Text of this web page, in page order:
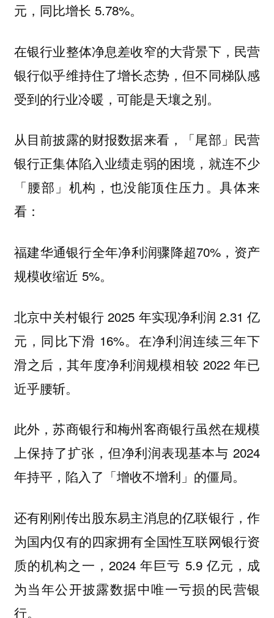
元，同比增长 5.78%。
在银行业整体净息差收窄的大背景下，民营
银行似乎维持住了增长态势，但不同梯队感
受到的行业冷暖，可能是天壤之别。
从目前披露的财报数据来看，
「尾部」民营
银行正集体陷入业绩走弱的困境，就连不少
「腰部」机构，也没能顶住压力。具体来
看：
福建华通银行全年净利润骤降超70%，资产
规模收缩近 5%。
北京中关村银行 2025 年实现净利润 2.31 亿
元，同比下滑 16%。在净利润连续三年下
滑之后，其年度净利润规模相较 2022 年已
近乎腰斩。
此外，苏商银行和梅州客商银行虽然在规模
上保持了扩张，但净利润表现基本与 2024
年持平，陷入了「增收不增利」的僵局。
还有刚刚传出股东易主消息的亿联银行，作
为国内仅有的四家拥有全国性互联网银行资
质的机构之一，2024 年巨亏 5.9 亿元，成
为当年公开披露数据中唯一亏损的民营银
行。